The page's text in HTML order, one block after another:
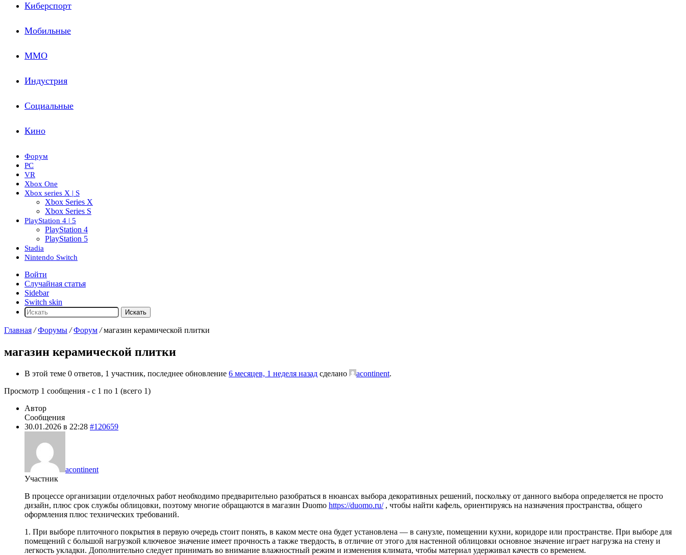
Киберспорт
Мобильные
ММО
Индустрия
Социальные
Кино
Форум
PC
VR
Xbox One
Xbox series X | S
Xbox Series X
Xbox Series S
PlayStation 4 | 5
PlayStation 4
PlayStation 5
Stadia
Nintendo Switch
Войти
Случайная статья
Sidebar
Switch skin
Искать
Главная / Форумы / Форум / магазин керамической плитки
магазин керамической плитки
В этой теме 0 ответов, 1 участник, последнее обновление 6 месяцев, 1 неделя назад сделано acontinent.
Просмотр 1 сообщения - с 1 по 1 (всего 1)
Автор
Сообщения
30.01.2026 в 22:28 #120659
acontinent
Участник
В процессе организации отделочных работ необходимо предварительно разобраться в нюансах выбора декоративных решений, поскольку от данного выбора определяется не просто
дизайн, плюс срок службы облицовки, поэтому многие обращаются в магазин Duomo https://duomo.ru/, чтобы найти кафель, ориентируясь на назначения пространства, общего
оформления плюс технических требований.
1. При выборе плиточного покрытия в первую очередь стоит понять, в каком месте она будет установлена — в санузле, помещении кухни, коридоре или пространстве. При выборе для
помещений с большой нагрузкой ключевое значение имеет прочность а также твердость, в отличие от этого для настенной облицовки основное значение играет нагрузка на стену и
легкость укладки. Дополнительно следует принимать во внимание влажностный режим и изменения климата, чтобы материал удерживал качеств со временем.